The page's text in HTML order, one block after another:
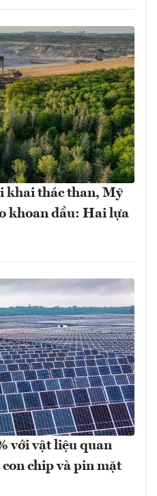
khai thác than, Mỹ
khoan dầu: Hai lựa
với vật liệu quan
chip và pin mặt